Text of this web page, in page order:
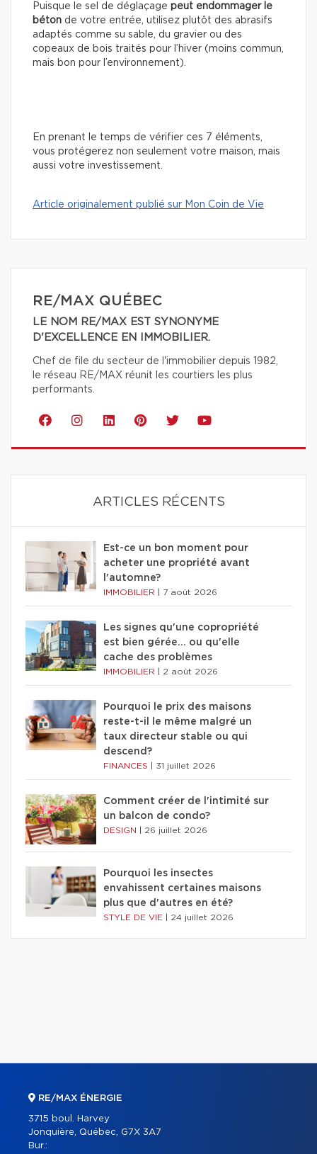
Puisque le sel de déglaçage peut endommager le
béton de votre entrée, utilisez plutôt des abrasifs
adaptés comme su sable, du gravier ou des
copeaux de bois traités pour l’hiver (moins commun,
mais bon pour l’environnement).
En prenant le temps de vérifier ces 7 éléments,
vous protégerez non seulement votre maison, mais
aussi votre investissement.
Article originalement publié sur Mon Coin de Vie
RE/MAX QUÉBEC
LE NOM RE/MAX EST SYNONYME
D'EXCELLENCE EN IMMOBILIER.
Chef de file du secteur de l'immobilier depuis 1982,
le réseau RE/MAX réunit les courtiers les plus
performants.
ARTICLES RÉCENTS
Est-ce un bon moment pour
acheter une propriété avant
l'automne?
IMMOBILIER 7 août 2026
Les signes qu'une copropriété
est bien gérée… ou qu'elle
cache des problèmes
IMMOBILIER 2 août 2026
Pourquoi le prix des maisons
reste-t-il le même malgré un
taux directeur stable ou qui
descend?
FINANCES 31 juillet 2026
Comment créer de l'intimité sur
un balcon de condo?
DESIGN 26 juillet 2026
Pourquoi les insectes
envahissent certaines maisons
plus que d'autres en été?
STYLE DE VIE 24 juillet 2026
RE/MAX ÉNERGIE
3715 boul. Harvey
Jonquière, Québec, G7X 3A7
Bur.: